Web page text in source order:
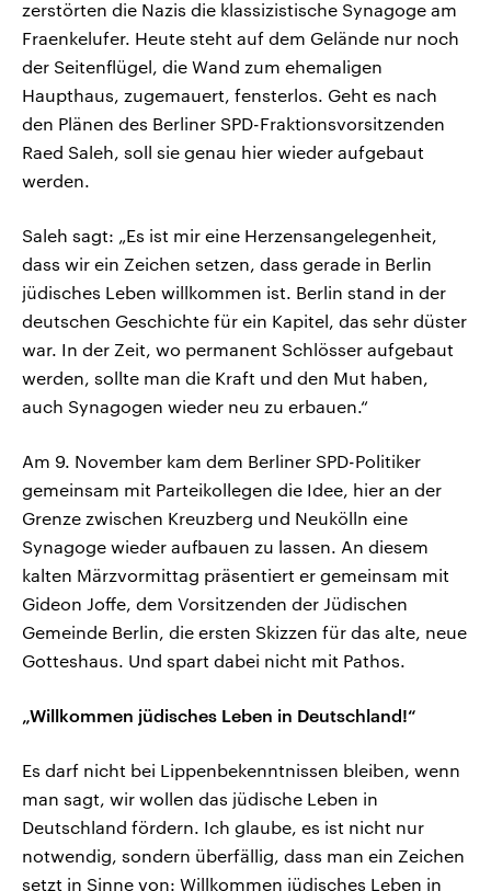
zerstörten die Nazis die klassizistische Synagoge am
Fraenkelufer. Heute steht auf dem Gelände nur noch
der Seitenflügel, die Wand zum ehemaligen
Haupthaus, zugemauert, fensterlos. Geht es nach
den Plänen des Berliner SPD-Fraktionsvorsitzenden
Raed Saleh, soll sie genau hier wieder aufgebaut
werden.
Saleh sagt: „Es ist mir eine Herzensangelegenheit,
dass wir ein Zeichen setzen, dass gerade in Berlin
jüdisches Leben willkommen ist. Berlin stand in der
deutschen Geschichte für ein Kapitel, das sehr düster
war. In der Zeit, wo permanent Schlösser aufgebaut
werden, sollte man die Kraft und den Mut haben,
auch Synagogen wieder neu zu erbauen.“
Am 9. November kam dem Berliner SPD-Politiker
gemeinsam mit Parteikollegen die Idee, hier an der
Grenze zwischen Kreuzberg und Neukölln eine
Synagoge wieder aufbauen zu lassen. An diesem
kalten Märzvormittag präsentiert er gemeinsam mit
Gideon Joffe, dem Vorsitzenden der Jüdischen
Gemeinde Berlin, die ersten Skizzen für das alte, neue
Gotteshaus. Und spart dabei nicht mit Pathos.
„Willkommen jüdisches Leben in Deutschland!“
Es darf nicht bei Lippenbekenntnissen bleiben, wenn
man sagt, wir wollen das jüdische Leben in
Deutschland fördern. Ich glaube, es ist nicht nur
notwendig, sondern überfällig, dass man ein Zeichen
setzt in Sinne von: Willkommen jüdisches Leben in